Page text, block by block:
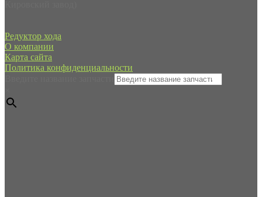
Редуктор хода
О компании
Карта сайта
Политика конфиденциальности